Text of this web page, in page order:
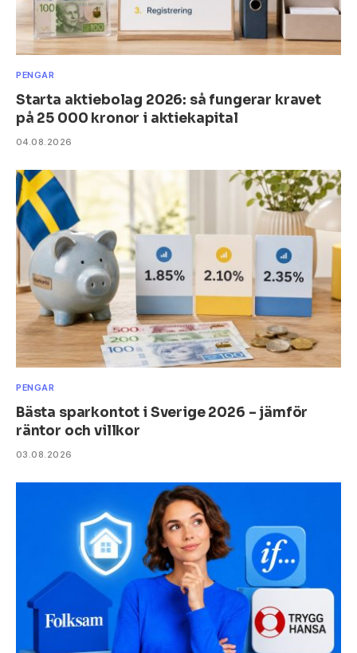
PENGAR
Starta aktiebolag 2026: så fungerar kravet
på 25 000 kronor i aktiekapital
04.08.2026
PENGAR
Bästa sparkontot i Sverige 2026 – jämför
räntor och villkor
03.08.2026